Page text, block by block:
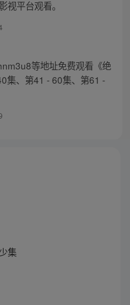
视平台观看。
等地址免费观看《绝
集、第41 - 60集、第61 -
集